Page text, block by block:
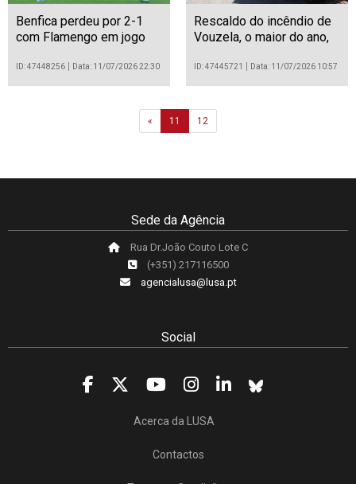
Benfica perdeu por 2-1
com Flamengo em jogo
futebol
ID: 47448256 Data: 11/07/2026 22:30
Rescaldo do incêndio de
Vouzela, o maior do ano,
ID: 47445721 Data: 11/07/2026 10:57
« Previous
11 12
Sede da Agência
Rua Dr.João Couto Lote C
(+351) 217116500
agencialusa@lusa.pt
Social
Acerca da LUSA
Contactos